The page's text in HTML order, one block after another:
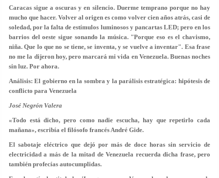
Caracas sigue a oscuras y en silencio. Duerme temprano porque no hay
mucho que hacer. Volver al origen es como volver cien años atrás, casi de
soledad, por la falta de estímulos luminosos y pancartas LED; pero en los
barrios del oeste sigue sonando la música. "Porque eso es el chavismo,
niña. Que lo que no se tiene, se inventa, y se vuelve a inventar". Esa frase
no me la dijeron hoy, pero marcará mi vida en Venezuela. Buenas noches
sin luz. Por ahora.
Análisis: El gobierno en la sombra y la parálisis estratégica: hipótesis de
conflicto para Venezuela
José Negrón Valera
«Todo está dicho, pero como nadie escucha, hay que repetirlo cada
mañana», escribía el filósofo francés André Gide.
El sabotaje eléctrico que dejó por más de doce horas sin servicio de
electricidad a más de la mitad de Venezuela recuerda dicha frase, pero
también profecías autocumplidas.